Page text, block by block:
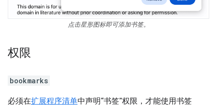
点击星形图标即可添加书签。
权限
bookmarks
必须在扩展程序清单中声明“书签”权限，才能使用书签